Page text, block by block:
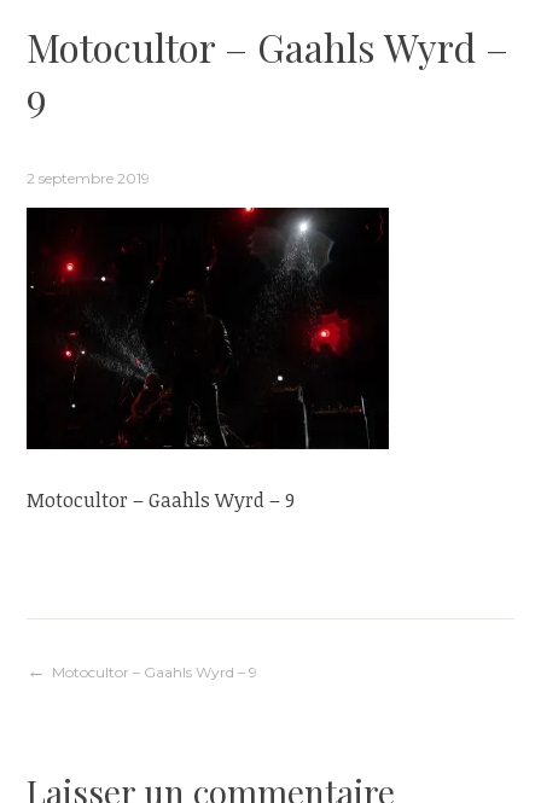
Motocultor – Gaahls Wyrd –
9
2 septembre 2019
Motocultor – Gaahls Wyrd – 9
Navigation
Motocultor – Gaahls Wyrd – 9
Laisser un commentaire